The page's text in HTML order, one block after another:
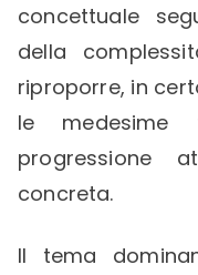
concettuale
della
riproporre, in
le medesime
progressione
concreta.
Il tema